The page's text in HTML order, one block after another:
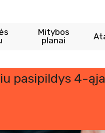
Mitybos
planai
pasipildys 4-